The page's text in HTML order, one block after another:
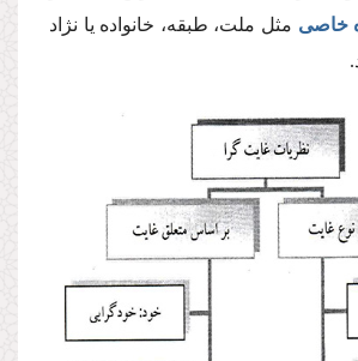
خاصی مثل ملت، طبقه، خانواده یا نژاد